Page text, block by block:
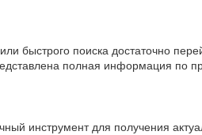
быстрого поиска достаточно
полная информация по
инструмент для получения